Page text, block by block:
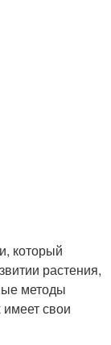
который
растения,
методы
свои